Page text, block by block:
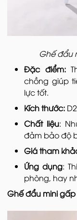
Ghế đẩu
Đặc điểm:
chồng giúp
lực tốt.
Kích thước:
Chất liệu:
đảm bảo độ
Giá tham
Ứng dụng:
phòng, hay
Ghế đẩu mini